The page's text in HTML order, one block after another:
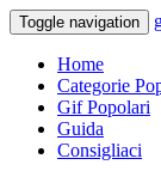
Toggle navigation
Home
Categorie
Gif Popolari
Guida
Consigliaci